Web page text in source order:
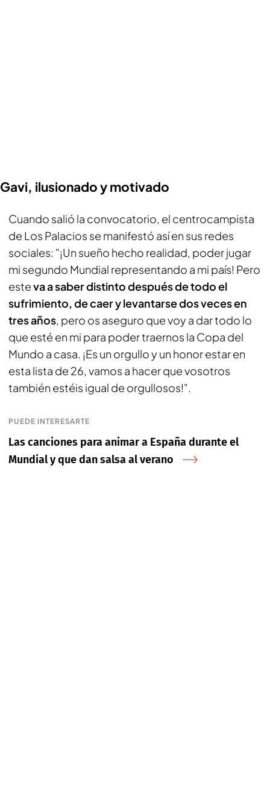
Gavi, ilusionado y motivado
Cuando salió la convocatorio, el centrocampista
de Los Palacios se manifestó así en sus redes
sociales: "¡Un sueño hecho realidad, poder jugar
mi segundo Mundial representando a mi país! Pero
esteva a saber distinto después de todo el
sufrimiento, de caer y levantarse dos veces en
tres años, pero os aseguro que voy a dar todo lo
que esté en mi para poder traernos la Copa del
Mundo a casa. ¡Es un orgullo y un honor estar en
esta lista de 26, vamos a hacer que vosotros
también estéis igual de orgullosos!".
PUEDE INTERESARTE
Las canciones para animar a España durante el
Mundial y que dan salsa al verano